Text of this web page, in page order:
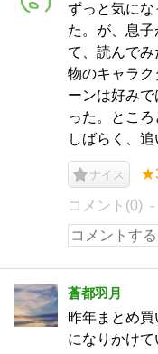
ずっと気に
た。が、息
て、読んでみ
物のキャラ
ーンは好み
った。ところ
しばらく、追
ナイス
コメント(0)
蒼都羽月
昨年まとめ
になりかけて